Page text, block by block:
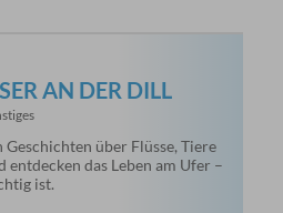
AN DER DILL
über Flüsse, Tiere
entdecken das Leben am Ufer –
ist.